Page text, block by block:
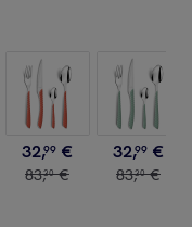
32,99 €
83,30 €
32,99 €
83,30 €